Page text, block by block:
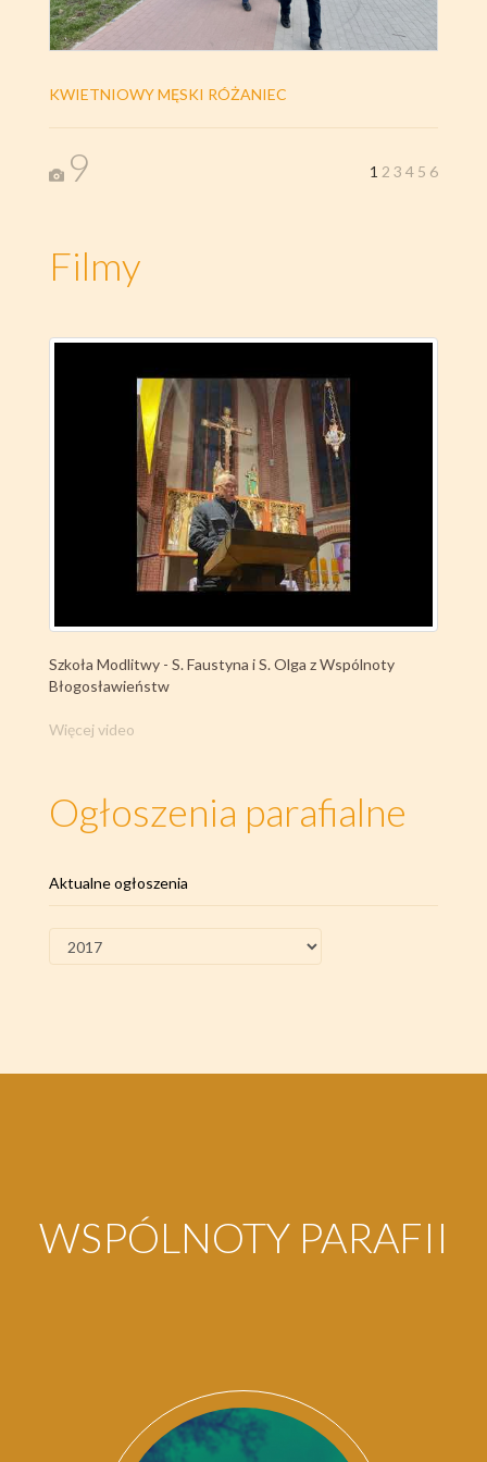
KWIETNIOWY MĘSKI RÓŻANIEC
9 1 2 3 4 5 6
Filmy
Szkoła Modlitwy - S. Faustyna i S. Olga z Wspólnoty
Błogosławieństw
Więcej video
Ogłoszenia parafialne
Aktualne ogłoszenia
WSPÓLNOTY PARAFII